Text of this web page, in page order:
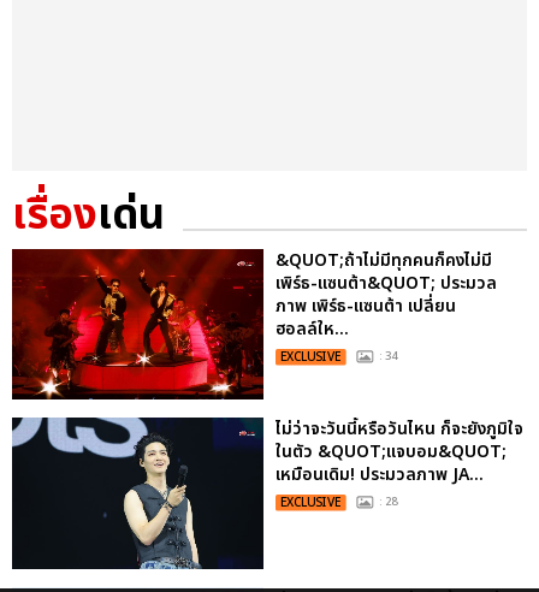
เรื่องเด่น
&QUOT;ถ้าไม่มีทุกคนก็คงไม่มี
เพิร์ธ-แซนต้า&QUOT; ประมวล
ภาพ เพิร์ธ-แซนต้า เปลี่ยน
ฮอลล์ให...
EXCLUSIVE : 34
ไม่ว่าจะวันนี้หรือวันไหน ก็จะยังภูมิใจ
ในตัว &QUOT;แจบอม&QUOT;
เหมือนเดิม! ประมวลภาพ JA...
EXCLUSIVE : 28